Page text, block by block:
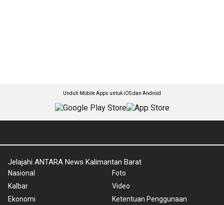
Unduh Mobile Apps untuk iOS dan Android
Jelajahi ANTARA News Kalimantan Barat
Nasional
Kalbar
Ekonomi
Foto
Video
Ketentuan Penggunaan